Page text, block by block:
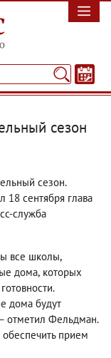
сезон
сезон.
18 сентября глава
служба
все школы,
дома, которых
дома будут
отметил Фельдман.
прием